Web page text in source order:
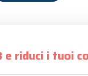
e riduci i tuoi